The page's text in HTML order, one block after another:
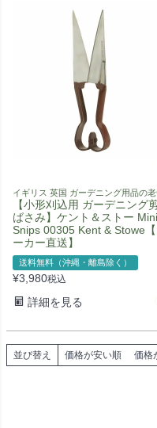
イギリス 英国 ガーデニング用品の
【小形刈込用 ガーデニング
ばさみ】ケント＆ストー Mini
Snips 00305 Kent & Stowe【
ーカー直送】
送料無料（沖縄・離島除く）
¥3,980税込
詳細を見る
並び替え 価格が安い順 価格